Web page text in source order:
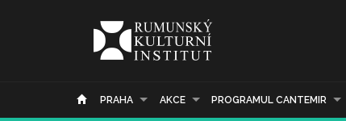
PRAHA AKCE PROGRAMUL CANTEMIR